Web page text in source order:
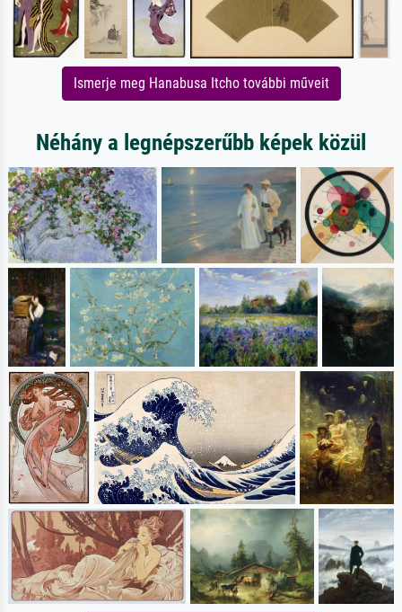
Ismerje meg Hanabusa Itcho további műveit
Néhány a legnépszerűbb képek közül